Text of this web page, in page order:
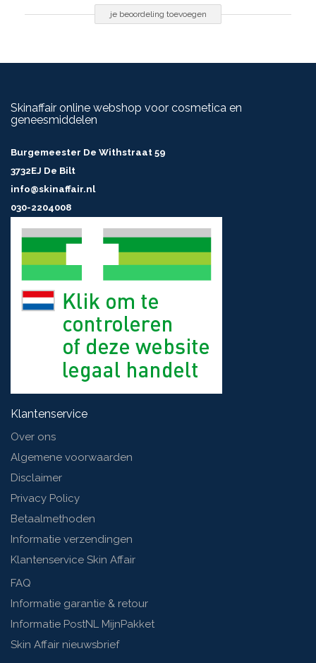
2,3 gram
0,24 gram
je beoordeling toevoegen
Skinaffair online webshop voor cosmetica en
geneesmiddelen
Burgemeester De Withstraat 59
3732EJ De Bilt
info@skinaffair.nl
030-2204008
Klantenservice
Over ons
Algemene voorwaarden
Disclaimer
Privacy Policy
Betaalmethoden
Informatie verzendingen
Klantenservice Skin Affair
FAQ
Informatie garantie & retour
Informatie PostNL MijnPakket
Skin Affair nieuwsbrief